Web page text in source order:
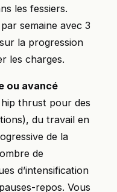
les fessiers.
semaine avec 3
la progression
les charges.
ou avancé
thrust pour des
du travail en
de la
de
d’intensification
repos. Vous